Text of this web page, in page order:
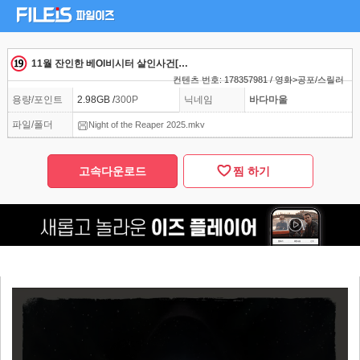
11월 잔인한 베Ol비시터 살인사건[나이트 오브 더 리퍼]완벽자막
컨텐츠 번호: 178357981 / 영화>공포/스릴러
용량/포인트 2.98GB /300P 닉네임 바다마울
파일/폴더 Night of the Reaper 2025.mkv
고속다운로드 찜 하기